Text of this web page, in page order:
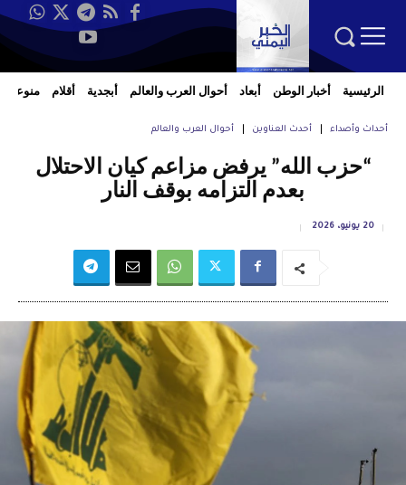
الرئيسية أخبار الوطن أبعاد أحوال العرب والعالم أبجدية أقلام منوعات
أحداث وأصداء أحدث العناوين أحوال العرب والعالم
“حزب الله” يرفض مزاعم كيان الاحتلال
بعدم التزامه بوقف النار
20 يونيو، 2026